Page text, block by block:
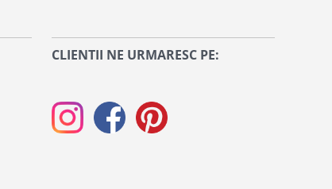
CLIENTII NE URMARESC PE: